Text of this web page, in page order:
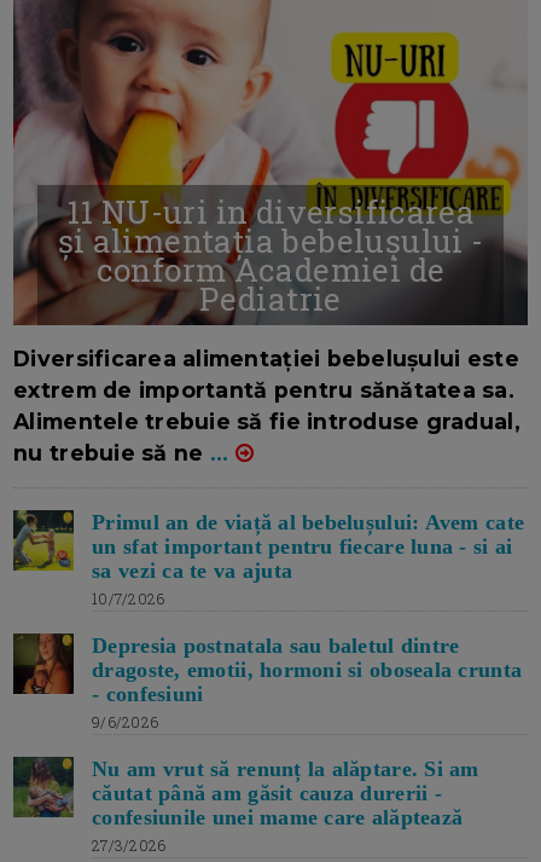
11 NU-uri in diversificarea
și alimentația bebelușului -
conform Academiei de
Pediatrie
Diversificarea alimentației bebelușului este
extrem de importantă pentru sănătatea sa.
Alimentele trebuie să fie introduse gradual,
nu trebuie să ne ...
Primul an de viață al bebelușului: Avem cate
un sfat important pentru fiecare luna - si ai
sa vezi ca te va ajuta
10/7/2026
Depresia postnatala sau baletul dintre
dragoste, emotii, hormoni si oboseala crunta
- confesiuni
9/6/2026
Nu am vrut să renunț la alăptare. Si am
căutat până am găsit cauza durerii -
confesiunile unei mame care alăptează
27/3/2026